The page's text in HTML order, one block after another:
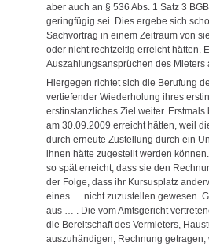
aber auch an § 536 Abs. 1 Satz 3
geringfügig sei. Dies ergebe sich
Sachvortrag in einem Zeitraum von
oder nicht rechtzeitig erreicht hätten.
Auszahlungsansprüchen des
Hiergegen richtet sich die Berufung
vertiefender Wiederholung ihres
erstinstanzliches Ziel weiter.
am 30.09.2009 erreicht hätten, weil
durch erneute Zustellung durch ein
ihnen hätte zugestellt werden
so spät erreicht, dass sie den
der Folge, dass ihr Kursusplatz
eines … nicht zuzustellen gewesen.
aus … . Die vom Amtsgericht
die Bereitschaft des Vermieters,
auszuhändigen, Rechnung